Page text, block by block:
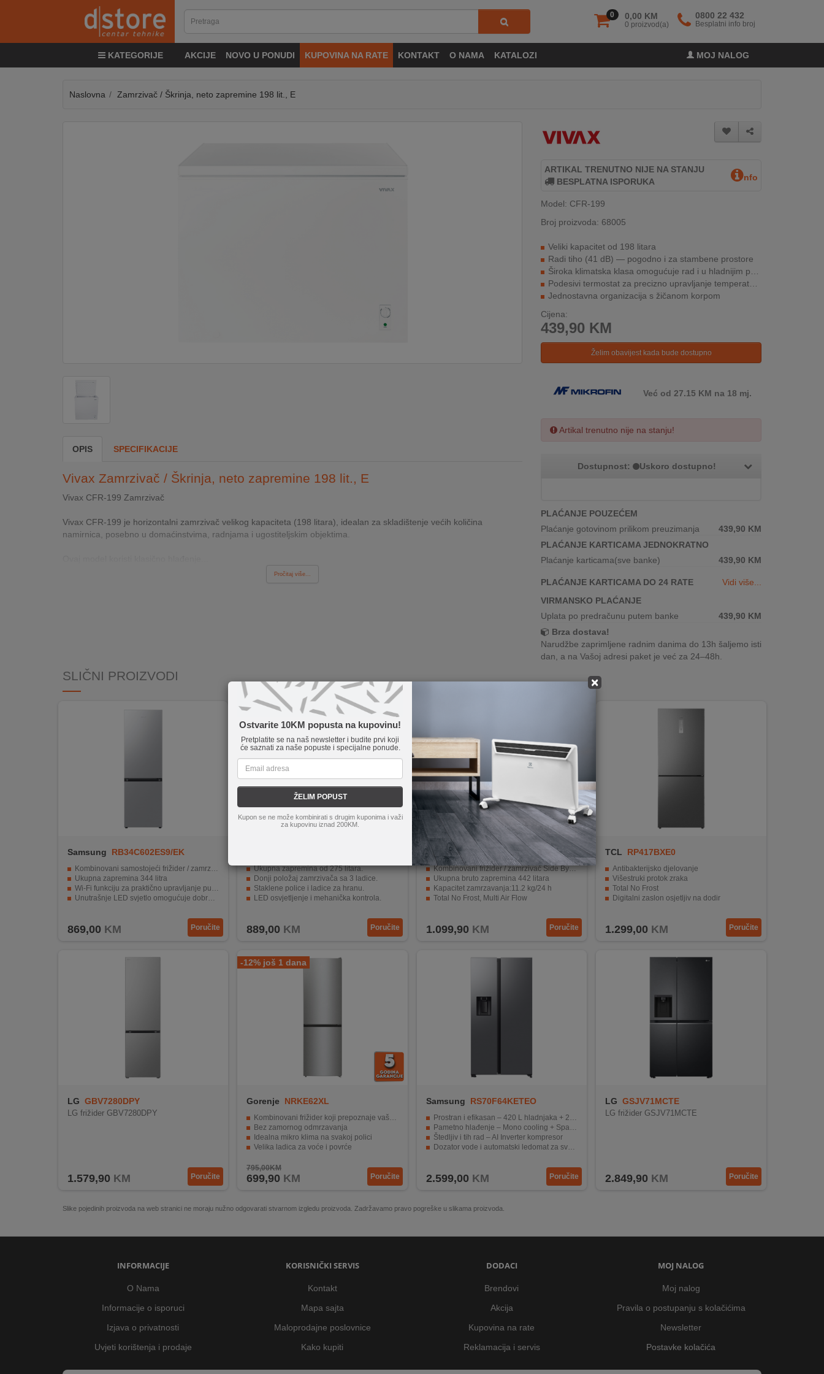
0 0,00 KM
0 proizvod(a)
0800 22 432
Besplatni info broj
KATEGORIJE AKCIJE NOVO U PONUDI KUPOVINA NA RATE KONTAKT O NAMA KATALOZI MOJ NALOG
&
×
Ostvarite 10KM popusta na kupovinu!
Pretplatite se na naš newsletter i budite prvi koji
će saznati za naše popuste i specijalne ponude.
ŽELIM POPUST
Kupon se ne može kombinirati s drugim kuponima i važi
za kupovinu iznad 200KM.
Naslovna Zamrzivač / Škrinja, neto zapremine 198 lit., E
OPIS SPECIFIKACIJE
Vivax Zamrzivač / Škrinja, neto zapremine 198 lit., E
Vivax CFR-199 Zamrzivač
Vivax CFR-199 je horizontalni zamrzivač velikog kapaciteta (198 litara), idealan za skladištenje većih količina
namirnica, posebno u domaćinstvima, radnjama i ugostiteljskim objektima.
Pročitaj više...
ARTIKAL TRENUTNO NIJE NA STANJU
BESPLATNA ISPORUKA
nfo
Model: CFR-199
Broj proizvoda: 68005
Veliki kapacitet od 198 litara
Radi tiho (41 dB) — pogodno i za stambene prostore
Široka klimatska klasa omogućuje rad i u hladnijim prostorijama
Podesivi termostat za precizno upravljanje temperaturom
Jednostavna organizacija s žičanom korpom
Cijena:
439,90 KM
Želim obavijest kada bude dostupno
Već od 27.15 KM na 18 mj.
Artikal trenutno nije na stanju!
Dostupnost: Uskoro dostupno!
PLAĆANJE POUZEĆEM
Plaćanje gotovinom prilikom preuzimanja
439,90 KM
PLAĆANJE KARTICAMA JEDNOKRATNO
Plaćanje karticama(sve banke)
439,90 KM
PLAĆANJE KARTICAMA DO 24 RATE
Vidi više...
VIRMANSKO PLAĆANJE
Uplata po predračunu putem banke
439,90 KM
Brza dostava!
Narudžbe zaprimljene radnim danima do 13h šaljemo isti
dan, a na Vašoj adresi paket je već za 24–48h.
SLIČNI PROIZVODI
Samsung RB34C602ES9/EK
Kombinovani samostojeći frižider / zamrzivač
Ukupna zapremina 344 litra
Wi-Fi funkciju za praktično upravljanje putem pametnog uređaja
Unutrašnje LED svjetlo omogućuje dobru vidljivost
869,00 KM Poručite
Ukupna zapremina od 275 litara.
Donji položaj zamrzivača sa 3 ladice.
Staklene police i ladice za hranu.
LED osvjetljenje i mehanička kontrola.
889,00 KM Poručite
Tesla RB4300FHBE
Kombinovani frižider / zamrzivač Side By Side
Ukupna bruto zapremina 442 litara
Kapacitet zamrzavanja:11.2 kg/24 h
Total No Frost, Multi Air Flow
1.099,90 KM Poručite
TCL RP417BXE0
Antibakterijsko djelovanje
Višestruki protok zraka
Total No Frost
Digitalni zaslon osjetljiv na dodir
1.299,00 KM Poručite
LG GBV7280DPY
LG frižider GBV7280DPY
1.579,90 KM Poručite
-12% još 1 dana
Gorenje NRKE62XL
Kombinovani frižider koji prepoznaje vaše navike
Bez zamornog odmrzavanja
Idealna mikro klima na svakoj polici
Velika ladica za voće i povrće
795,00KM
699,90 KM Poručite
Samsung RS70F64KETEO
Prostran i efikasan – 420 L hladnjaka + 220 L zamrzivača
Pametno hlađenje – Mono cooling + SpaceMax™ tehnologija
Štedljiv i tih rad – AI Inverter kompresor
Dozator vode i automatski ledomat za svakodnevnu praktičnost
2.599,00 KM Poručite
LG GSJV71MCTE
LG frižider GSJV71MCTE
2.849,90 KM Poručite
Slike pojedinih proizvoda na web stranici ne moraju nužno odgovarati stvarnom izgledu proizvoda. Zadržavamo pravo pogreške u slikama proizvoda.
INFORMACIJE
O Nama
Informacije o isporuci
Izjava o privatnosti
Uvjeti korištenja i prodaje
KORISNIČKI SERVIS
Kontakt
Mapa sajta
Maloprodajne poslovnice
Kako kupiti
DODACI
Brendovi
Akcija
Kupovina na rate
Reklamacija i servis
MOJ NALOG
Moj nalog
Pravila o postupanju s kolačićima
Newsletter
Postavke kolačića